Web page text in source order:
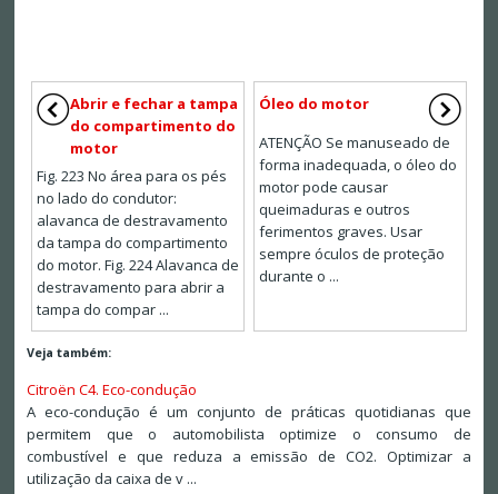
Abrir e fechar a tampa
do compartimento do
motor
Fig. 223 No área para os pés
no lado do condutor:
alavanca de destravamento
da tampa do compartimento
do motor. Fig. 224 Alavanca de
destravamento para abrir a
tampa do compar ...
Óleo do motor
ATENÇÃO Se manuseado de
forma inadequada, o óleo do
motor pode causar
queimaduras e outros
ferimentos graves. Usar
sempre óculos de proteção
durante o ...
Veja também:
Citroën C4. Eco-condução
A eco-condução é um conjunto de práticas quotidianas que
permitem que o automobilista optimize o consumo de
combustível e que reduza a emissão de CO2. Optimizar a
utilização da caixa de v ...